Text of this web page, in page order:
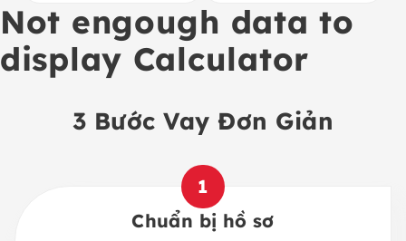
Not engough data to
display Calculator
3 Bước Vay Đơn Giản
1
Chuẩn bị hồ sơ